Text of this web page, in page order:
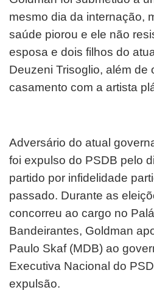
mesmo dia da internação,
saúde piorou e ele não
esposa e dois filhos do
Deuzeni Trisoglio, além de
casamento com a artista
Adversário do atual
foi expulso do PSDB pelo
partido por infidelidade
passado. Durante as
concorreu ao cargo no
Bandeirantes, Goldman
Paulo Skaf (MDB) ao
Executiva Nacional do
expulsão.